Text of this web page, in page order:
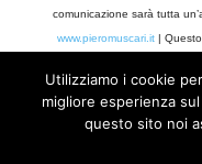
comunicazione sarà tutta
www.pieromuscari.it| Questo
Utilizziamo i cookie
migliore esperienza
questo sito noi